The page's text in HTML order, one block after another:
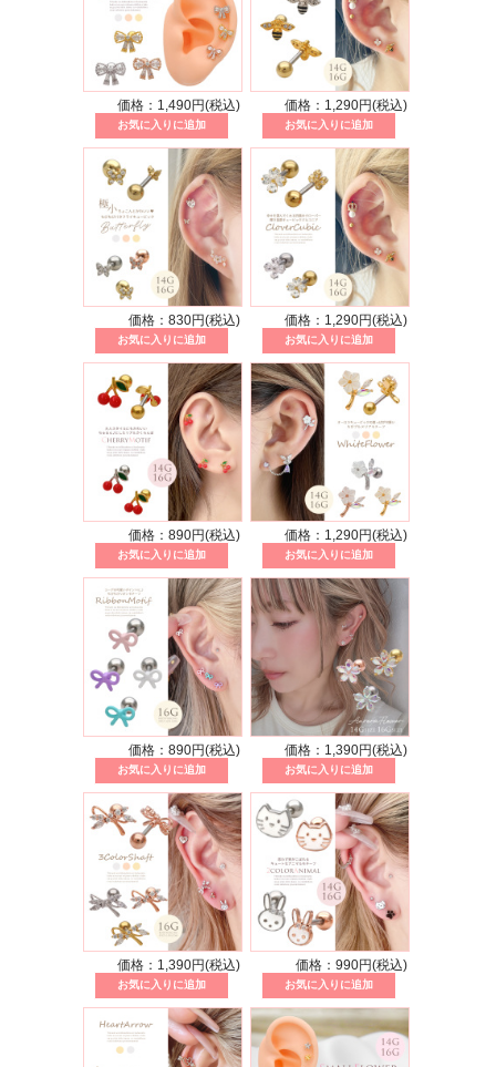
価格：1,490円(税込) 価格：1,290円(税込)
価格：830円(税込) 価格：1,290円(税込)
価格：890円(税込) 価格：1,290円(税込)
価格：890円(税込) 価格：1,390円(税込)
価格：1,390円(税込) 価格：990円(税込)